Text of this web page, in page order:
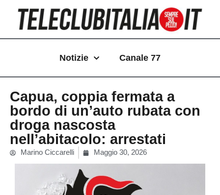
contenuto
Notizie Canale 77
Capua, coppia fermata a
bordo di un’auto rubata con
droga nascosta
nell’abitacolo: arrestati
Marino Ciccarelli Maggio 30, 2026